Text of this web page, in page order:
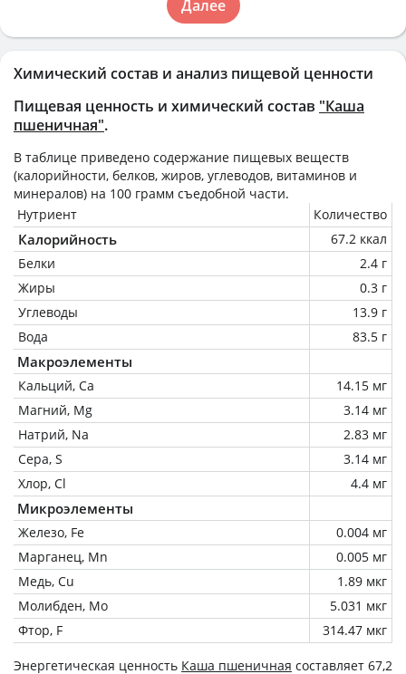
Химический состав и анализ пищевой ценности
Пищевая ценность и химический состав "Каша
пшеничная".
В таблице приведено содержание пищевых веществ
(калорийности, белков, жиров, углеводов, витаминов и
минералов) на 100 грамм съедобной части.
Нутриент
Количество
Калорийность
67.2 ккал
Белки
2.4 г
Жиры
0.3 г
Углеводы
13.9 г
Вода
83.5 г
Макроэлементы
Кальций, Ca
14.15 мг
Магний, Mg
3.14 мг
Натрий, Na
2.83 мг
Сера, S
3.14 мг
Хлор, Cl
4.4 мг
Микроэлементы
Железо, Fe
0.004 мг
Марганец, Mn
0.005 мг
Медь, Cu
1.89 мкг
Молибден, Mo
5.031 мкг
Фтор, F
314.47 мкг
Энергетическая ценность Каша пшеничная составляет 67,2
Далее